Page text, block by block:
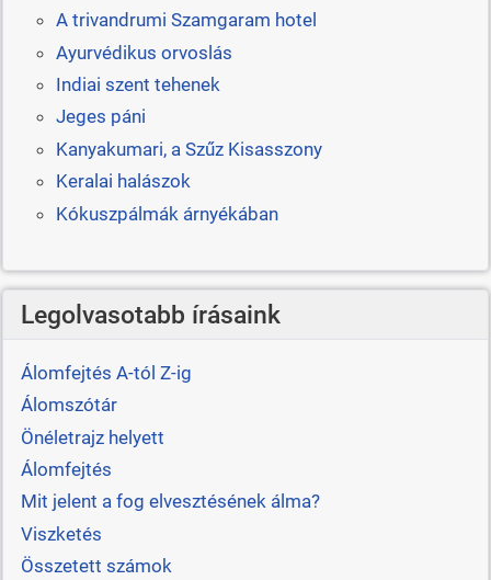
A trivandrumi Szamgaram hotel
Ayurvédikus orvoslás
Indiai szent tehenek
Jeges páni
Kanyakumari, a Szűz Kisasszony
Keralai halászok
Kókuszpálmák árnyékában
Legolvasotabb írásaink
Álomfejtés A-tól Z-ig
Álomszótár
Önéletrajz helyett
Álomfejtés
Mit jelent a fog elvesztésének álma?
Viszketés
Összetett számok